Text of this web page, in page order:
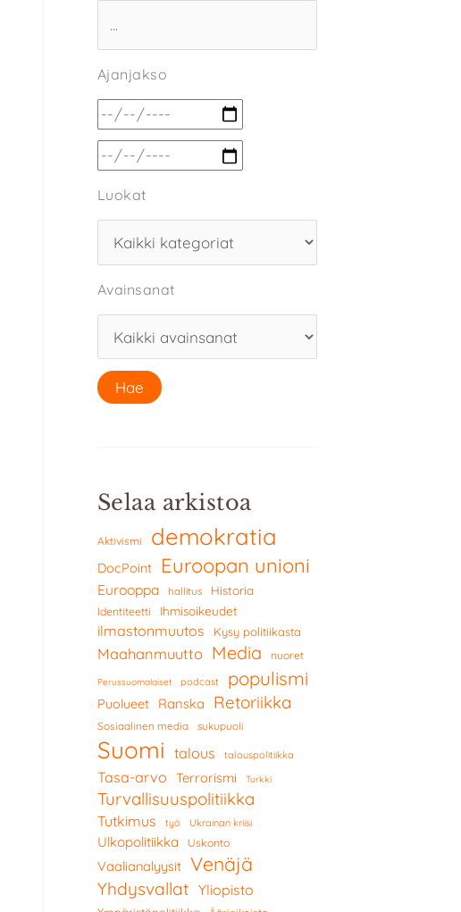
Ajanjakso
Luokat
Avainsanat
Selaa arkistoa
Aktivismi demokratia
DocPoint Euroopan unioni
Eurooppa hallitus Historia
Identiteetti Ihmisoikeudet
ilmastonmuutos Kysy politiikasta
Maahanmuutto Media nuoret
Perussuomalaiset podcast populismi
Puolueet Ranska Retoriikka
Sosiaalinen media sukupuoli
Suomi talous talouspolitiikka
Tasa-arvo Terrorismi Turkki
Turvallisuuspolitiikka
Tutkimus työ Ukrainan kriisi
Ulkopolitiikka Uskonto
Vaalianalyysit Venäjä
Yhdysvallat Yliopisto